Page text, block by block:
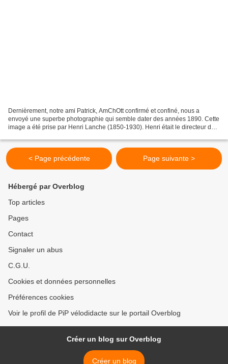
Dernièrement, notre ami Patrick, AmChOtt confirmé et confiné, nous a
envoyé une superbe photographie qui semble dater des années 1890. Cette
image a été prise par Henri Lanche (1850-1930). Henri était le directeur de
< Page précédente Page suivante >
Hébergé par Overblog
Top articles
Pages
Contact
Signaler un abus
C.G.U.
Cookies et données personnelles
Préférences cookies
Voir le profil de PiP vélodidacte sur le portail Overblog
Créer un blog sur Overblog
Créer un blog